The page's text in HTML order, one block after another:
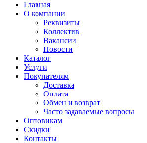
Главная
О компании
Реквизиты
Коллектив
Вакансии
Новости
Каталог
Услуги
Покупателям
Доставка
Оплата
Обмен и возврат
Часто задаваемые вопросы
Оптовикам
Скидки
Контакты